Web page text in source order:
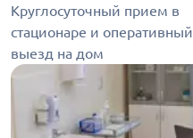
Круглосуточный прием в
стационаре и оперативный
выезд на дом